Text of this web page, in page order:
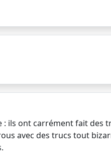
ils ont carrément fait des
avec des trucs tout